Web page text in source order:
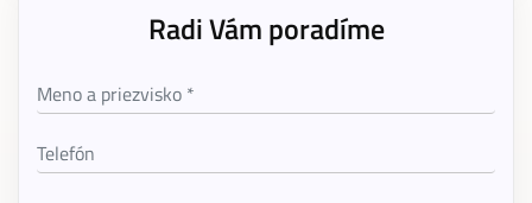
Radi Vám poradíme